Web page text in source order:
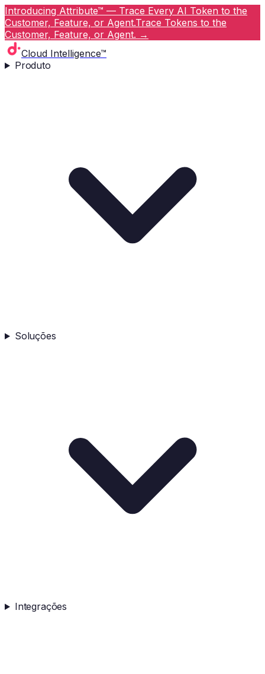
Introducing Attribute™ — Trace Every AI Token to the
Customer, Feature, or Agent.Trace Tokens to the
Customer, Feature, or Agent. →
Cloud Intelligence™
Produto
Soluções
Integrações